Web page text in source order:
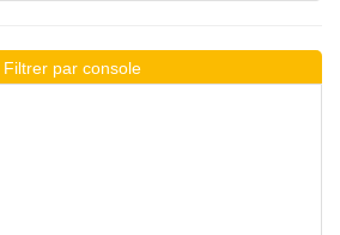
Filtrer par console